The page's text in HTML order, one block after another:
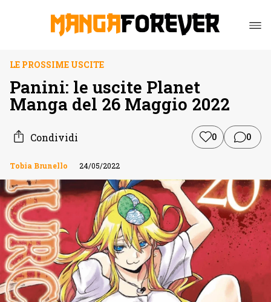
LE PROSSIME USCITE
Panini: le uscite Planet
Manga del 26 Maggio 2022
Condividi 0 0
Tobia Brunello 24/05/2022